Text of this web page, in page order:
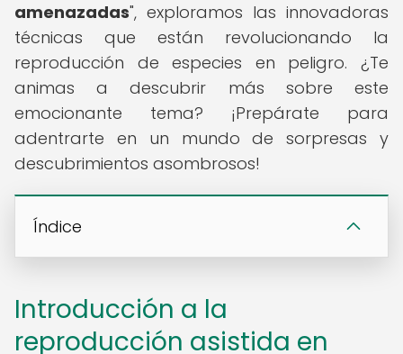
amenazadas", exploramos las innovadoras
técnicas que están revolucionando la
reproducción de especies en peligro. ¿Te
animas a descubrir más sobre este
emocionante tema? ¡Prepárate para
adentrarte en un mundo de sorpresas y
descubrimientos asombrosos!
Índice
Introducción a la
reproducción asistida en